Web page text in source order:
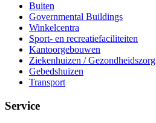
Buiten
Governmental Buildings
Winkelcentra
Sport- en recreatiefaciliteiten
Kantoorgebouwen
Ziekenhuizen / Gezondheidszorg
Gebedshuizen
Transport
Service